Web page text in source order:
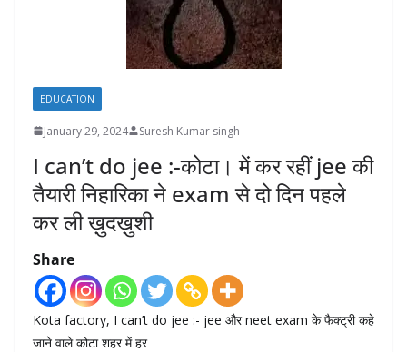
EDUCATION
January 29, 2024 Suresh Kumar singh
I can’t do jee :-कोटा। में कर रहीं jee की
तैयारी निहारिका ने exam से दो दिन पहले
कर ली ख़ुदख़ुशी
Share
Kota factory, I can’t do jee :- jee और neet exam के फैक्ट्री कहे
जाने वाले कोटा शहर में हर